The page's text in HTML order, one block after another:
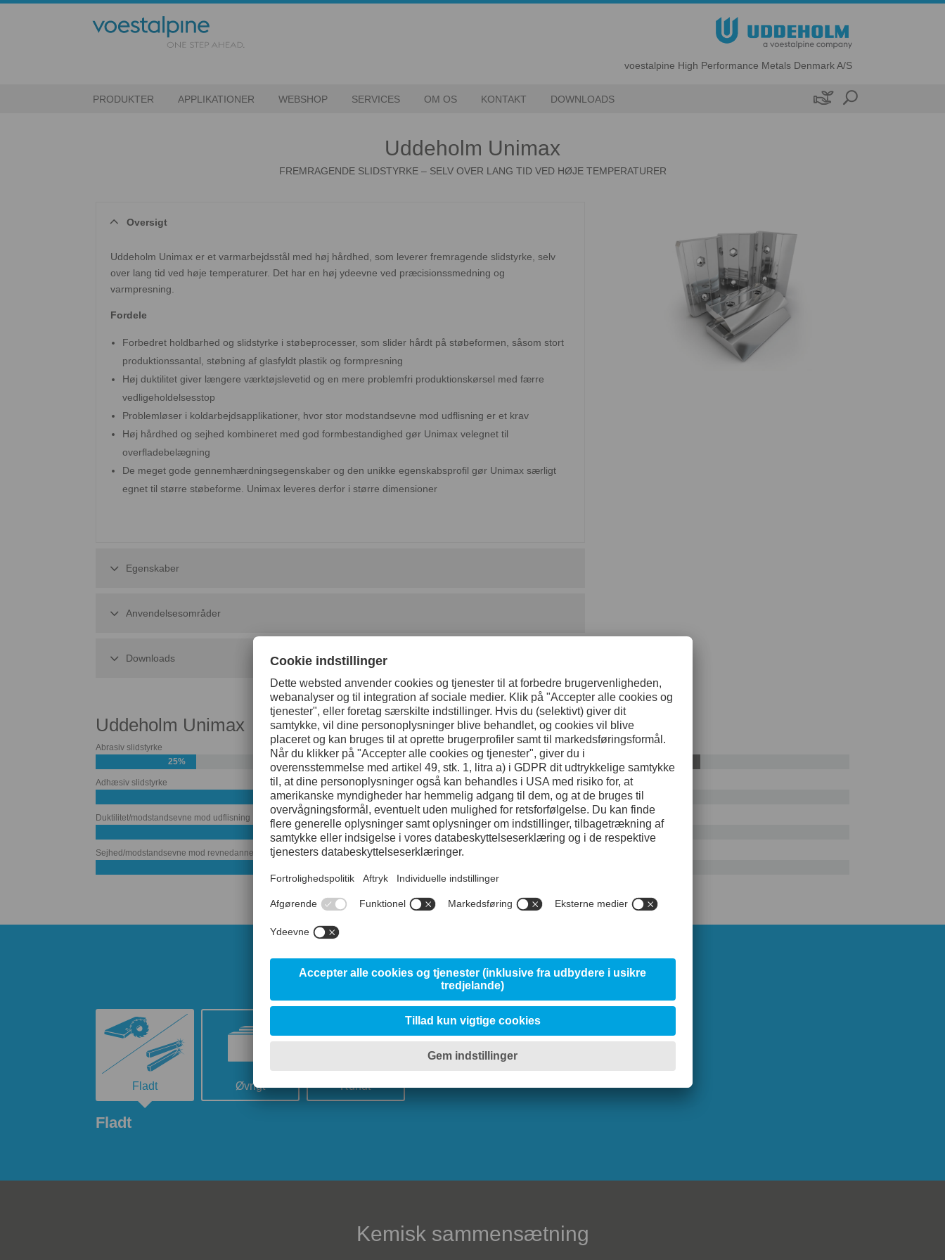
voestalpine High Performance Metals Denmark A/S
PRODUKTER APPLIKATIONER WEBSHOP SERVICES OM OS KONTAKT DOWNLOADS 
Uddeholm Unimax
FREMRAGENDE SLIDSTYRKE – SELV OVER LANG TID VED HØJE TEMPERATURER
Oversigt
Uddeholm Unimax er et varmarbejdsstål med høj hårdhed, som leverer fremragende slidstyrke, selv
over lang tid ved høje temperaturer. Det har en høj ydeevne ved præcisionssmedning og
varmpresning.
Fordele
Forbedret holdbarhed og slidstyrke i støbeprocesser, som slider hårdt på støbeformen, såsom stort
produktionssantal, støbning af glasfyldt plastik og formpresning
Høj duktilitet giver længere værktøjslevetid og en mere problemfri produktionskørsel med færre
vedligeholdelsesstop
Problemløser i koldarbejdsapplikationer, hvor stor modstandsevne mod udflisning er et krav
Høj hårdhed og sejhed kombineret med god formbestandighed gør Unimax velegnet til
overfladebelægning
De meget gode gennemhærdningsegenskaber og den unikke egenskabsprofil gør Unimax særligt
egnet til større støbeforme. Unimax leveres derfor i større dimensioner
Egenskaber
Anvendelsesområder
Downloads
Uddeholm Unimax
Abrasiv slidstyrke
25%
Adhæsiv slidstyrke
55%
Duktilitet/modstandsevne mod udflisning
Sejhed/modstandsevne mod revnedannelse
Referencestål AISI D2
Abrasiv slidstyrke
Adhæsiv slidstyrke
25%
Duktilitet/modstandsevne mod udflisning
20%
Vælg dimension
Fladt
Fladt
Øvrigt Rundt
Kemisk sammensætning